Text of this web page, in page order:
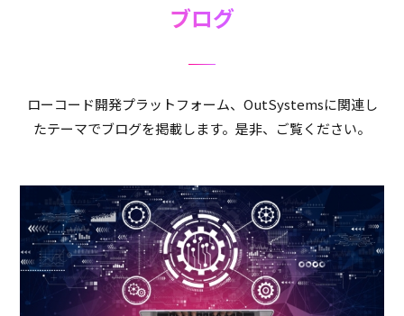
ブログ
ローコード開発プラットフォーム、OutSystemsに関連し
たテーマでブログを掲載します。是非、ご覧ください。